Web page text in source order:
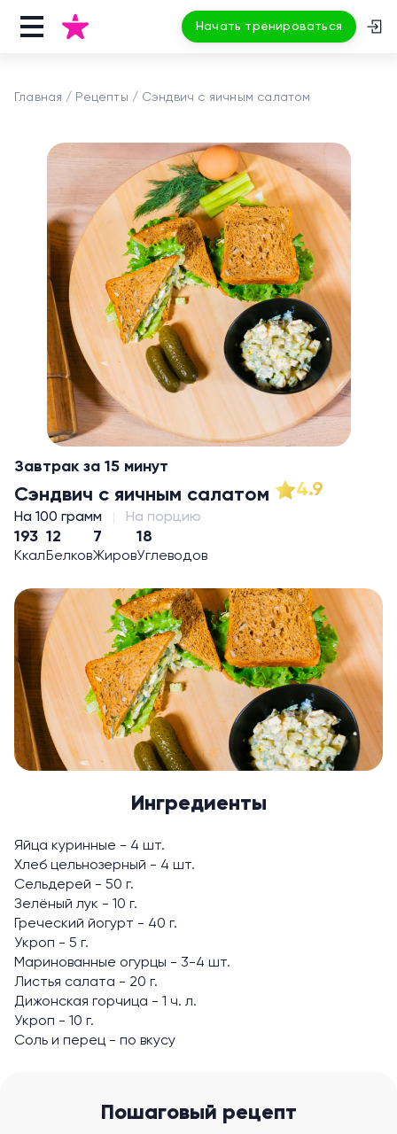
Начать тренироваться
Главная Рецепты Сэндвич с яичным салатом
Завтрак за 15 минут
Сэндвич с яичным салатом 4.9
На 100 грамм На порцию
193
Ккал
12
Белков
7
Жиров
18
Углеводов
Ингредиенты
Яйца куринные - 4 шт.
Хлеб цельнозерный - 4 шт.
Сельдерей - 50 г.
Зелёный лук - 10 г.
Греческий йогурт - 40 г.
Укроп - 5 г.
Маринованные огурцы - 3-4 шт.
Листья салата - 20 г.
Дижонская горчица - 1 ч. л.
Укроп - 10 г.
Соль и перец - по вкусу
Пошаговый рецепт